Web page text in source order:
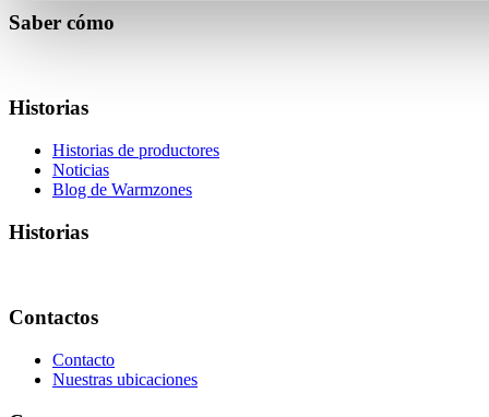
Saber cómo
Historias
Historias de productores
Noticias
Blog de Warmzones
Historias
Contactos
Contacto
Nuestras ubicaciones